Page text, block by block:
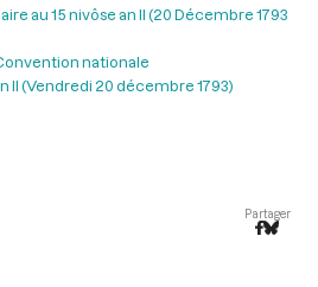
au 15 nivôse an II (20 Décembre 1793
nationale
II (Vendredi 20 décembre 1793)
Partager